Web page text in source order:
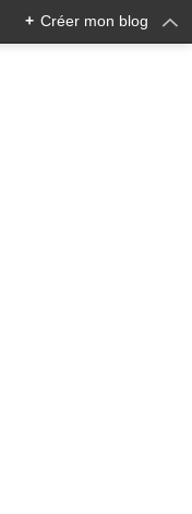
+ Créer mon blog